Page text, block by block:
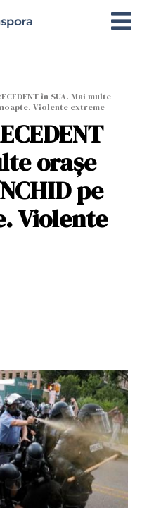
în SUA. Mai multe
Violente extreme
orașe
pe
Violente